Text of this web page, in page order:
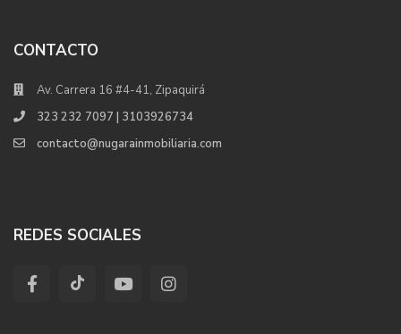
CONTACTO
Av. Carrera 16 #4-41, Zipaquirá
323 232 7097 | 3103926734
contacto@nugarainmobiliaria.com
REDES SOCIALES